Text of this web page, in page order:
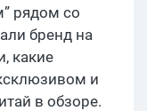
рядом со
бренд на
какие
и
в обзоре.